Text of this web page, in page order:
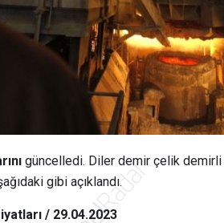
güncelledi. Diler demir çelik demirli
gibi açıklandı.
/ 29.04.2023